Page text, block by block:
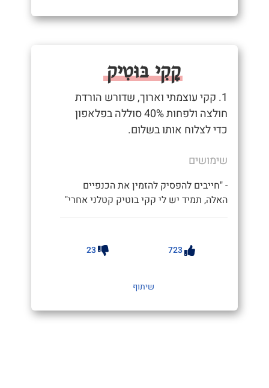
קָקִי בּוּטִיק
1. קקי עוצמתי וארוך, שדורש הורדת
חולצה ולפחות 40% סוללה בפלאפון
כדי לצלוח אותו בשלום.
שימושים
- "חייבים להפסיק להזמין את הכנפיים
האלה, תמיד יש לי קקי בוטיק קטלני אחרי"
723
23
שיתוף